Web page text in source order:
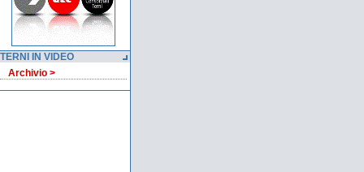
TERNI IN VIDEO
Archivio >